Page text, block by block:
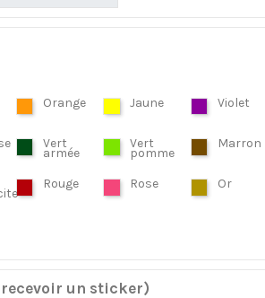
Orange Jaune Violet
Vert
armée
Vert
pomme
Marron
Rouge Rose Or
un sticker)